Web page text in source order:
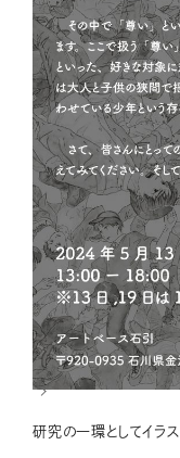
研究の一環としてイラ